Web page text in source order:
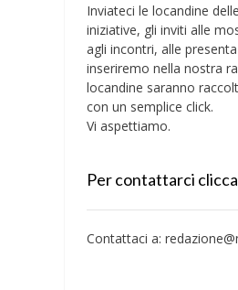
Inviateci le locandine
iniziative, gli inviti alle
agli incontri, alle
inseriremo nella nostra
locandine saranno
con un semplice click.
Vi aspettiamo.
Per contattarci
Contattaci a: